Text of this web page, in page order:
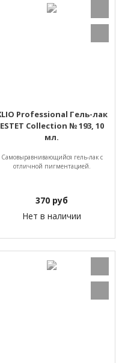
Professional Гель-лак
ESTET Collection № 193, 10
мл.
Самовыравнивающийся гель-лак с
отличной пигментацией.
370 руб
Нет в наличии